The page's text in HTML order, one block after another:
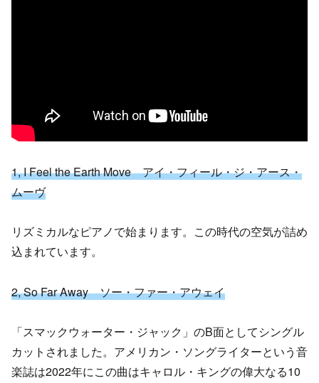
1, IFeel the Earth Move アイ・フィール・ジ・アース・
ムーヴ
リズミカルなピアノで始まります。この時代の空気が詰め
込まれています。
2, So Far Away ソー・ファー・アウェイ
「スマックウォーター・ジャック」のB面としてシングル
カットされました。アメリカン・ソングライターという音
楽誌は2022年にこの曲はキャロル・キングの偉大なる10